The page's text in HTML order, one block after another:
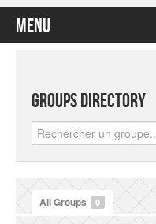
Menu
Groups Directory
All Groups 0